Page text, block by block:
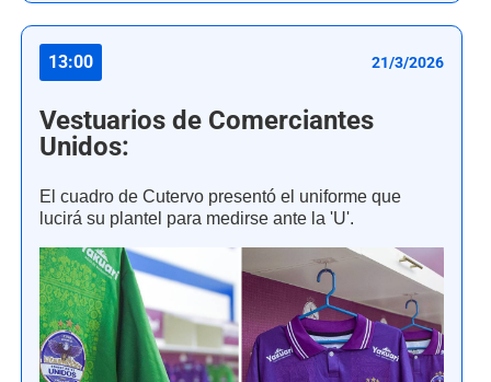
13:00 21/3/2026
Vestuarios de Comerciantes
Unidos:
El cuadro de Cutervo presentó el uniforme que
lucirá su plantel para medirse ante la 'U'.